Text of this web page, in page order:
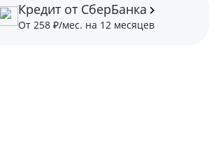
Кредит от СберБанка
От 258 ₽/мес. на 12 месяцев